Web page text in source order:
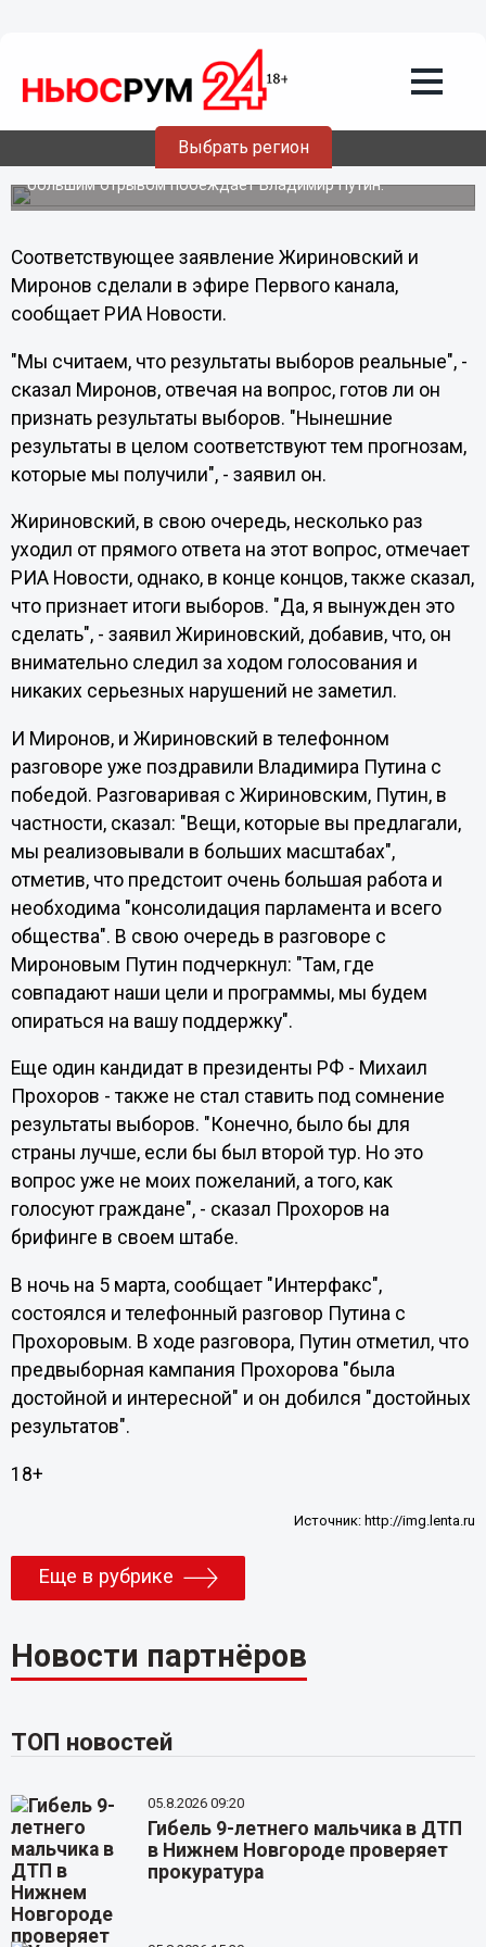
Выбрать регион
Миронов и Жириновский признали
поражение на президентских выборах
Кандидаты в президенты России Владимир
Жириновский и Сергей Миронов заявили, что признают
результаты выборов, согласно которым в первом туре с
большим отрывом побеждает Владимир Путин.
Соответствующее заявление Жириновский и
Миронов сделали в эфире Первого канала,
сообщает РИА Новости.
"Мы считаем, что результаты выборов реальные", -
сказал Миронов, отвечая на вопрос, готов ли он
признать результаты выборов. "Нынешние
результаты в целом соответствуют тем прогнозам,
которые мы получили", - заявил он.
Жириновский, в свою очередь, несколько раз
уходил от прямого ответа на этот вопрос, отмечает
РИА Новости, однако, в конце концов, также сказал,
что признает итоги выборов. "Да, я вынужден это
сделать", - заявил Жириновский, добавив, что, он
внимательно следил за ходом голосования и
никаких серьезных нарушений не заметил.
И Миронов, и Жириновский в телефонном
разговоре уже поздравили Владимира Путина с
победой. Разговаривая с Жириновским, Путин, в
частности, сказал: "Вещи, которые вы предлагали,
мы реализовывали в больших масштабах",
отметив, что предстоит очень большая работа и
необходима "консолидация парламента и всего
общества". В свою очередь в разговоре с
Мироновым Путин подчеркнул: "Там, где
совпадают наши цели и программы, мы будем
опираться на вашу поддержку".
Еще один кандидат в президенты РФ - Михаил
Прохоров - также не стал ставить под сомнение
результаты выборов. "Конечно, было бы для
страны лучше, если бы был второй тур. Но это
вопрос уже не моих пожеланий, а того, как
голосуют граждане", - сказал Прохоров на
брифинге в своем штабе.
В ночь на 5 марта, сообщает "Интерфакс",
состоялся и телефонный разговор Путина с
Прохоровым. В ходе разговора, Путин отметил, что
предвыборная кампания Прохорова "была
достойной и интересной" и он добился "достойных
результатов".
18+
Источник: http://img.lenta.ru
Еще в рубрике
Новости партнёров
ТОП новостей
05.8.2026 09:20
Гибель 9-летнего мальчика в ДТП
в Нижнем Новгороде проверяет
прокуратура